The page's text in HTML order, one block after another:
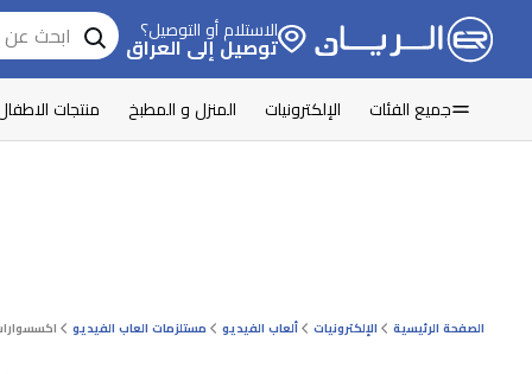
الاستلام أو التوصيل؟
توصيل إلى العراق
جميع الفئات الإلكترونيات المنزل و المطبخ منتجات
الصفحة الرئيسية الإلكترونيات ألعاب الفيديو مستلزمات العاب الفیديو